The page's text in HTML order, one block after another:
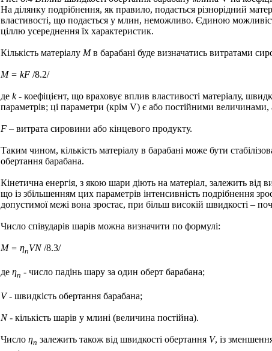
На ділянку подрібнення, як правило, подається різнорідний
властивості, що подається у млин, неможливо. Єдиною
ціллю усереднення їх характеристик.
Кількість матеріалу Мв барабані буде визначатись витратами
М = kF /8.2/
де k- коефіцієнт, що враховує вплив властивості матеріалу,
параметрів; ці параметри (крім V) є або постійними величинами,
F – витрата сировини або кінцевого продукту.
Таким чином, кількість матеріалу в барабані може бути
обертання барабана.
Кінетична енергія, з якою шари діють на матеріал, залежить від
що із збільшенням цих параметрів інтенсивність подрібнення
допустимої межі вона зростає, при більш високій швидкості –
Число співударів шарів можна визначити по формулі:
M = ηnVN/8.3/
де ηn - число падінь шару за один оберт барабана;
V- швидкість обертання барабана;
N- кількість шарів у млині (величина постійна).
Число ηn залежить також від швидкості обертання V, із